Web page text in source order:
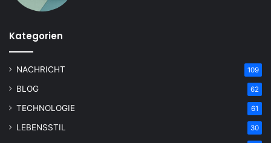
Kategorien
NACHRICHT 109
BLOG 62
TECHNOLOGIE 61
LEBENSSTIL 30